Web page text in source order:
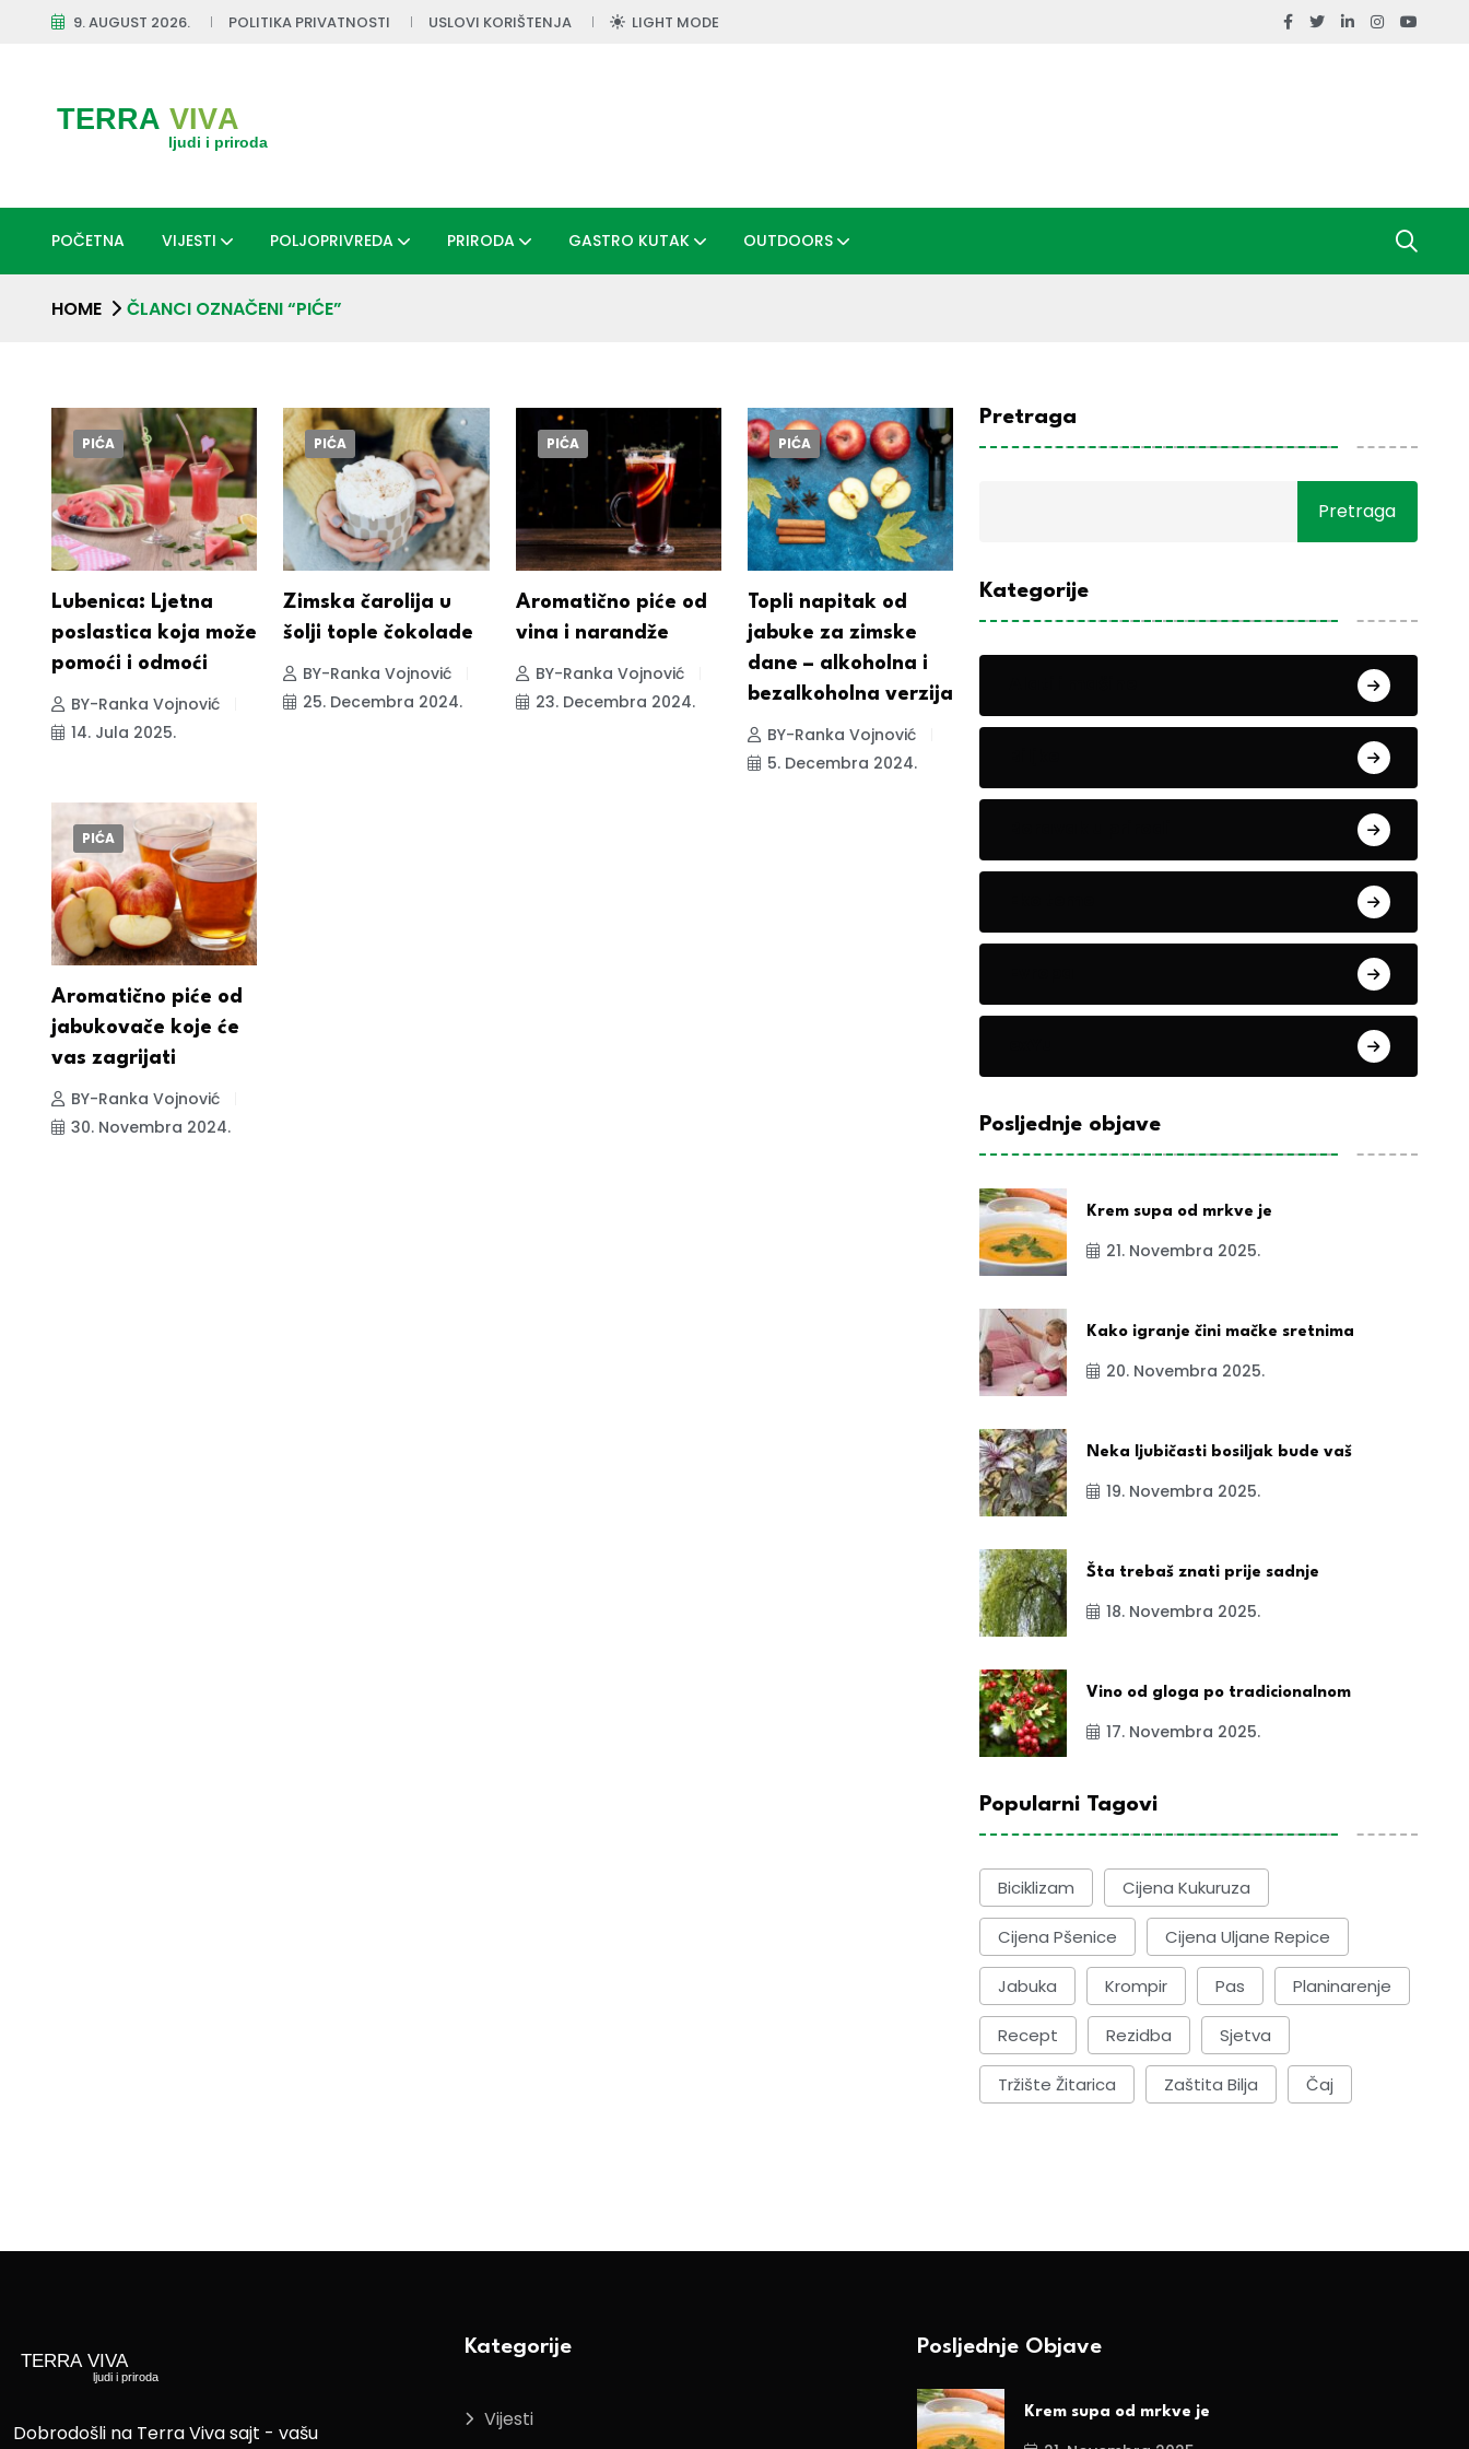
9. AUGUST 2026. POLITIKA PRIVATNOSTI USLOVI KORIŠTENJA LIGHT MODE
POČETNA VIJESTI POLJOPRIVREDA PRIRODA GASTRO KUTAK OUTDOORS
HOME ČLANCI OZNAČENI “PIĆE”
PIĆA
Lubenica: Ljetna
poslastica koja može
pomoći i odmoći
BY-Ranka Vojnović
14. Jula 2025.
PIĆA
Zimska čarolija u
šolji tople čokolade
BY-Ranka Vojnović
25. Decembra 2024.
PIĆA
Aromatično piće od
vina i narandže
BY-Ranka Vojnović
23. Decembra 2024.
PIĆA
Topli napitak od
jabuke za zimske
dane – alkoholna i
bezalkoholna verzija
BY-Ranka Vojnović
5. Decembra 2024.
PIĆA
Aromatično piće od
jabukovače koje će
vas zagrijati
BY-Ranka Vojnović
30. Novembra 2024.
Pretraga
Pretraga
Kategorije
Posljednje objave
Krem supa od mrkve je
21. Novembra 2025.
Kako igranje čini mačke sretnima
20. Novembra 2025.
Neka ljubičasti bosiljak bude vaš
19. Novembra 2025.
Šta trebaš znati prije sadnje
18. Novembra 2025.
Vino od gloga po tradicionalnom
17. Novembra 2025.
Popularni Tagovi
Biciklizam Cijena Kukuruza
Cijena Pšenice Cijena Uljane Repice
Jabuka Krompir Pas Planinarenje
Recept Rezidba Sjetva
Tržište Žitarica Zaštita Bilja Čaj
Dobrodošli na Terra Viva sajt - vašu
Kategorije
Vijesti
Posljednje Objave
Krem supa od mrkve je